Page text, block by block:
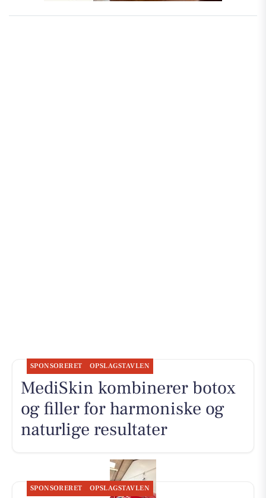
SPONSORERET OPSLAGSTAVLEN
MediSkin kombinerer botox
og filler for harmoniske og
naturlige resultater
SPONSORERET OPSLAGSTAVLEN